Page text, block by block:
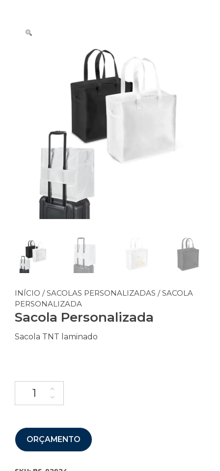
INÍCIO /SACOLAS PERSONALIZADAS / SACOLA
PERSONALIZADA
Sacola Personalizada
Sacola TNT laminado
ORÇAMENTO